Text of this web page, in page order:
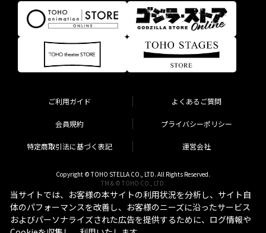
ご利用ガイド よくあるご質問
会員規約 プライバシーポリシー
特定商取引法に基づく表記 運営会社
Copyright © TOHO STELLA CO., LTD. All Rights Reserved.
TM & © TOHO CO., LTD.
当サイトでは、お客様の本サイトの利用状況を分析し、サイト自
体のパフォーマンスを改善し、お客様のニーズに沿ったサービス
およびパーソナライズされた広告を提供するために、ログ情報や